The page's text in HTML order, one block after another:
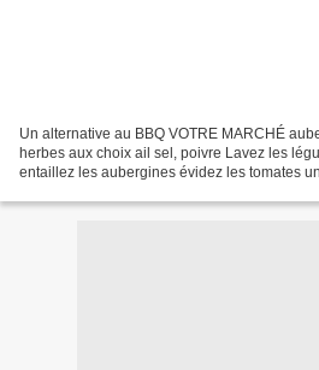
Un alternative au BBQ VOTRE MARCHÉ
herbes aux choix ail sel, poivre Lavez les
entaillez les aubergines évidez les tomates